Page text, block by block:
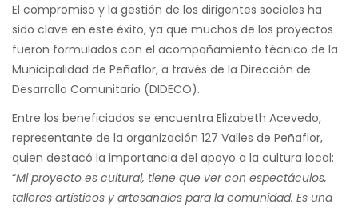
El compromiso y la gestión de los dirigentes sociales ha
sido clave en este éxito, ya que muchos de los proyectos
fueron formulados con el acompañamiento técnico de la
Municipalidad de Peñaflor, a través de la Dirección de
Desarrollo Comunitario (DIDECO).
Entre los beneficiados se encuentra Elizabeth Acevedo,
representante de la organización 127 Valles de Peñaflor,
quien destacó la importancia del apoyo a la cultura local:
“Mi proyecto es cultural, tiene que ver con espectáculos,
talleres artísticos y artesanales para la comunidad. Es una